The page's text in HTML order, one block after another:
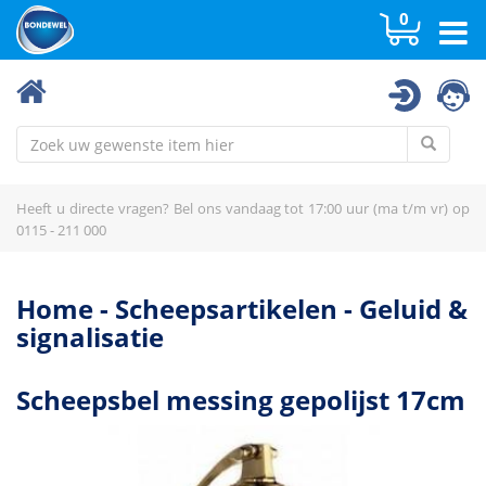
0
Dekkleden
Fender / wrijfhout / boei
Geluid & signalisatie
Geluid, zicht & seinfiguren
Haken en haakstokken
Inventaris schip
Kaarten, regelementen, boekjes
Kikkers, puntkousen, splitspennen
Heeft u directe vragen? Bel ons vandaag tot 17:00 uur (ma t/m vr) op
0115 - 211 000
Home- Scheepsartikelen - Geluid &
signalisatie
Scheepsbel messing gepolijst 17cm